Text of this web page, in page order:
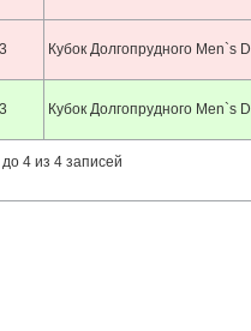
Кубок Долгопрудного Men`s
Кубок Долгопрудного Men`s
4 из 4 записей